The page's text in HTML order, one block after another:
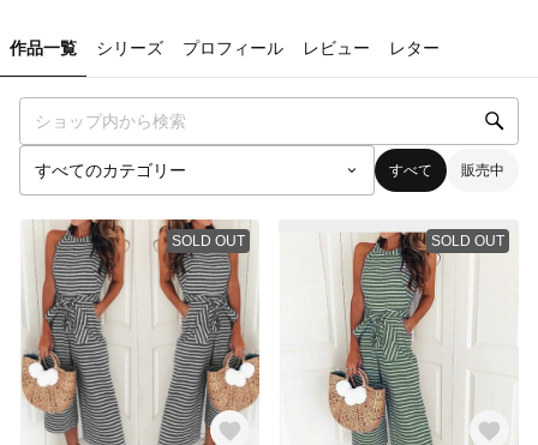
作品一覧 シリーズ プロフィール レビュー レター
すべて 販売中
SOLD OUT SOLD OUT